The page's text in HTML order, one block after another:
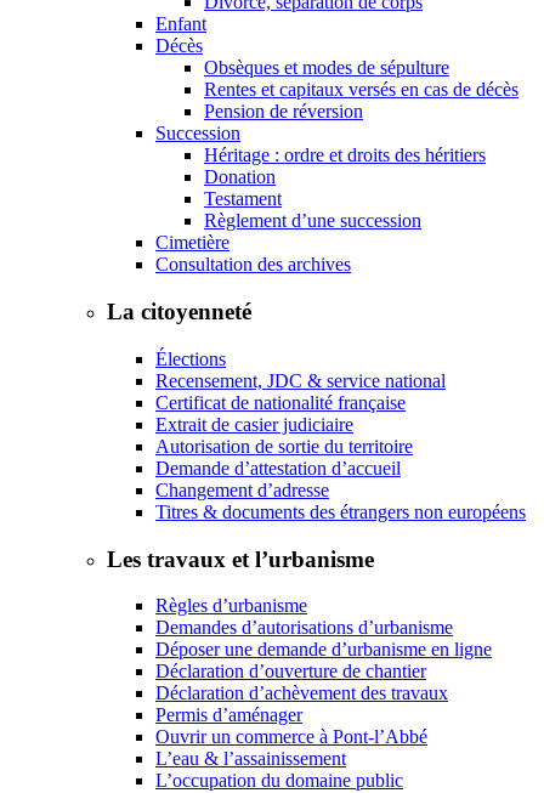
Enfant
Décès
Obsèques et modes de sépulture
Rentes et capitaux versés en cas de décès
Pension de réversion
Succession
Héritage : ordre et droits des héritiers
Donation
Testament
Règlement d’une succession
Cimetière
Consultation des archives
La citoyenneté
Élections
Recensement, JDC & service national
Certificat de nationalité française
Extrait de casier judiciaire
Autorisation de sortie du territoire
Demande d’attestation d’accueil
Changement d’adresse
Titres & documents des étrangers non européens
Les travaux et l’urbanisme
Règles d’urbanisme
Demandes d’autorisations d’urbanisme
Déposer une demande d’urbanisme en ligne
Déclaration d’ouverture de chantier
Déclaration d’achèvement des travaux
Permis d’aménager
Ouvrir un commerce à Pont-l’Abbé
L’eau & l’assainissement
L’occupation du domaine public